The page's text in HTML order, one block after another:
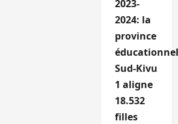
2023-
2024: la
province
Sud-Kivu
1 aligne
18.532
filles